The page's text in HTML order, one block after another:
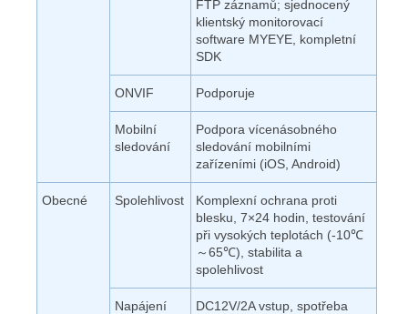
FTP záznamů; sjednocený
klientský monitorovací
software MYEYE, kompletní
SDK
ONVIF Podporuje
Mobilní
sledování
Podpora vícenásobného
sledování mobilními
zařízeními (iOS, Android)
Obecné Spolehlivost
Komplexní ochrana proti
blesku, 7×24 hodin, testování
při vysokých teplotách (-10℃
～65℃), stabilita a
spolehlivost
Napájení
DC12V/2A vstup, spotřeba